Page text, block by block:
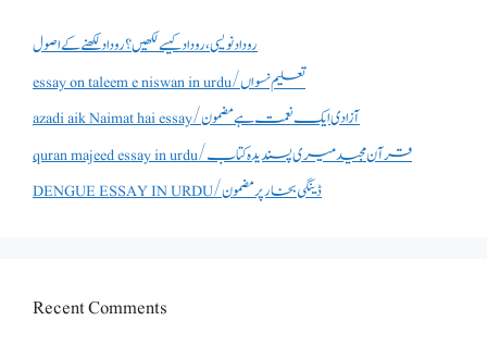
روداد نویسی ،روداد کیسے لکھیں؟ روداد لکھنے کے اصول
essay on taleem e niswan in urdu/تعلیم نسواں
azadi aik Naimat hai essay/آزادی ایک نعمت ہے مضمون
quran majeed essay in urdu/قرآن مجید میری پسندیدہ کتاب
DENGUE ESSAY IN URDU/ڈینگی بخار پر مضمون
Recent Comments